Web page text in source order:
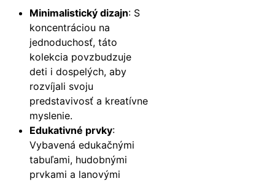
Minimalistický dizajn: S
koncentráciou na
jednoduchosť, táto
kolekcia povzbudzuje
deti i dospelých, aby
rozvíjali svoju
predstavivosť a kreatívne
myslenie.
Edukativné prvky:
Vybavená edukačnými
tabuľami, hudobnými
prvkami a lanovými